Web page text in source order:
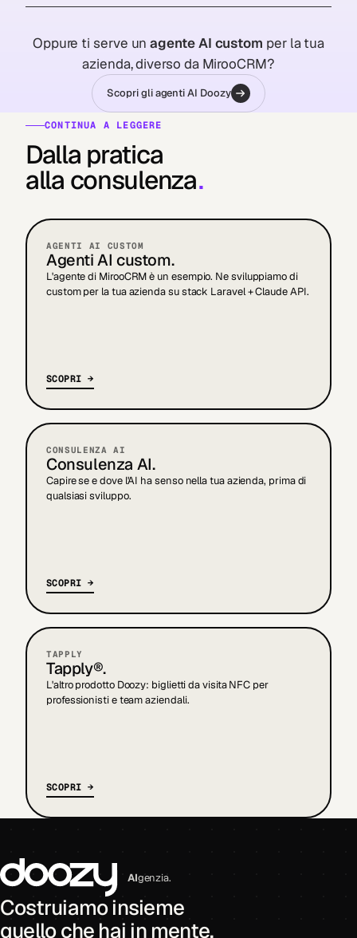
Oppure ti serve unagente AI custom per la tua
azienda, diverso da MirooCRM?
Scopri gli agenti AI Doozy
CONTINUA A LEGGERE
Dalla pratica
alla consulenza.
AGENTI AI CUSTOM
Agenti AI custom.
L'agente di MirooCRM è un esempio. Ne sviluppiamo di
custom per la tua azienda su stack Laravel + Claude API.
SCOPRI →
CONSULENZA AI
Consulenza AI.
Capire se e dove l'AI ha senso nella tua azienda, prima di
qualsiasi sviluppo.
SCOPRI →
TAPPLY
Tapply®.
L'altro prodotto Doozy: biglietti da visita NFC per
professionisti e team aziendali.
SCOPRI →
AIgenzia.
Costruiamo insieme
quello che hai in mente.